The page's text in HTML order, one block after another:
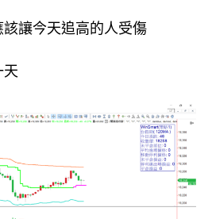
讓今天追高的人受傷
天